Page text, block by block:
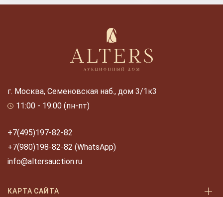
г. Москва, Семеновская наб., дом 3/1к3
11:00 - 19:00 (пн-пт)
+7(495)197-82-82
+7(980)198-82-82 (WhatsApp)
info@altersauction.ru
КАРТА САЙТА